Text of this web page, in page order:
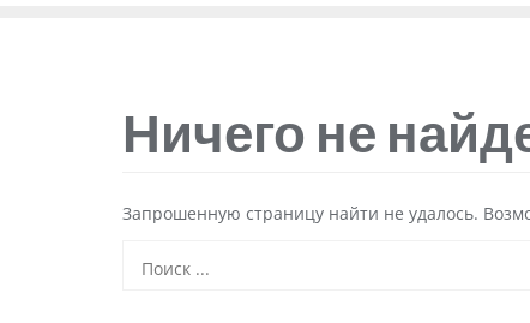
Ничего не
Запрошенную страницу найти не удалось.